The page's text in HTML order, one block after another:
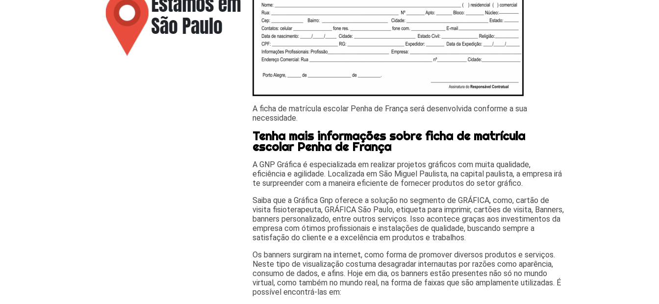
A ficha de matrícula escolar Penha de França será desenvolvida conforme a sua
necessidade.
Tenha mais informações sobre ficha de matrícula
escolar Penha de França
A GNP Gráfica é especializada em realizar projetos gráficos com muita qualidade,
eficiência e agilidade. Localizada em São Miguel Paulista, na capital paulista, a empresa irá
te surpreender com a maneira eficiente de fornecer produtos do setor gráfico.
Saiba que a Gráfica Gnp oferece a solução no segmento de GRÁFICA, como, cartão de
visita fisioterapeuta, GRÁFICA São Paulo, etiqueta para imprimir, cartões de visita, Banners,
banners personalizado, entre outros serviços. Isso acontece graças aos investimentos da
empresa com ótimos profissionais e instalações de qualidade, buscando sempre a
satisfação do cliente e a excelência em produtos e trabalhos.
Os banners surgiram na internet, como forma de promover diversos produtos e serviços.
Neste tipo de visualização costuma desagradar internautas por razões como aparência,
consumo de dados, e afins. Hoje em dia, os banners estão presentes não só no mundo
virtual, como também no mundo real, na forma de faixas que são amplamente utilizadas. É
possível encontrá-las em: